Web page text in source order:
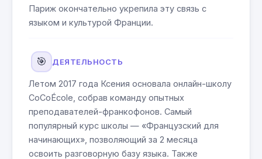
Париж окончательно укрепила эту связь с
языком и культурой Франции.
🎯 ДЕЯТЕЛЬНОСТЬ
Летом 2017 года Ксения основала онлайн-школу
CoCoÉcole, собрав команду опытных
преподавателей-франкофонов. Самый
популярный курс школы — «Французский для
начинающих», позволяющий за 2 месяца
освоить разговорную базу языка. Также